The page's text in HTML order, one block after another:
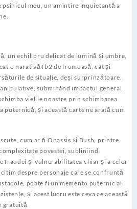
psihicul meu, un amintire inquietantă a
un echilibru delicat de lumină și umbre,
o narativă fb2 de frumoasă, cât și
de situație, deși surprinzătoare,
subminând impactul general
viețile noastre prin schimbarea
puternică, și această carte ne arată cum
cum ar fi Onassis și Bush, printre
povestei, subliniind
fraudei și vulnerabilitatea chiar și a celor
despre personaje care se confruntă
poate fi un memento puternic al
și acest lucru este ceva ce această
gratuită